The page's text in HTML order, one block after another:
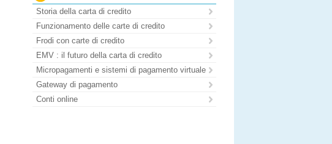
Storia della carta di credito
Funzionamento delle carte di credito
Frodi con carte di credito
EMV : il futuro della carta di credito
Micropagamenti e sistemi di pagamento virtuale
Gateway di pagamento
Conti online